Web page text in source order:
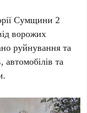
Сумщини 2
ворожих
руйнування та
та